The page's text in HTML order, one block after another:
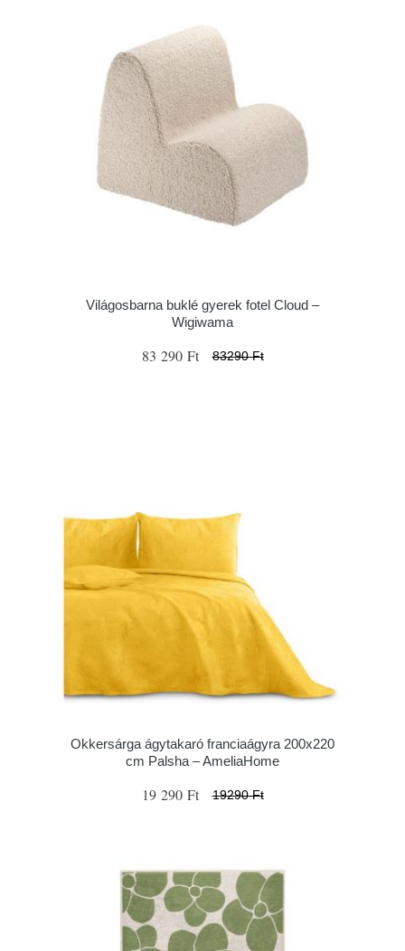
Világosbarna buklé gyerek fotel Cloud –
Wigiwama
83 290 Ft 83290 Ft
Okkersárga ágytakaró franciaágyra 200x220
cm Palsha – AmeliaHome
19 290 Ft 19290 Ft